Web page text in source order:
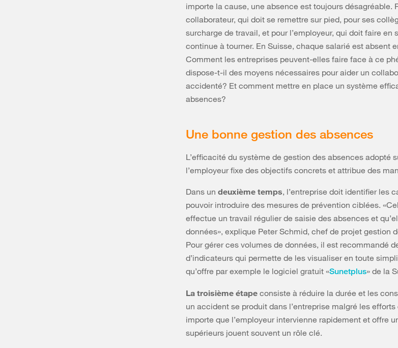
importe la cause, une absence est toujours désagréable.
collaborateur, qui doit se remettre sur pied, pour ses
surcharge de travail, et pour l’employeur, qui doit faire en
continue à tourner. En Suisse, chaque salarié est absent
Comment les entreprises peuvent-elles faire face à ce
dispose-t-il des moyens nécessaires pour aider un
accidenté? Et comment mettre en place un système
absences?
Une bonne gestion des absences
L’efficacité du système de gestion des absences adopté
l’employeur fixe des objectifs concrets et attribue des
Dans un deuxième temps, l’entreprise doit identifier les
pouvoir introduire des mesures de prévention ciblées.
effectue un travail régulier de saisie des absences et
données», explique Peter Schmid, chef de projet gestion
Pour gérer ces volumes de données, il est recommandé
d’indicateurs qui permette de les visualiser en toute
qu’offre par exemple le logiciel gratuit «Sunetplus» de la
La troisième étape consiste à réduire la durée et les
un accident se produit dans l’entreprise malgré les
importe que l’employeur intervienne rapidement et offre
supérieurs jouent souvent un rôle clé.